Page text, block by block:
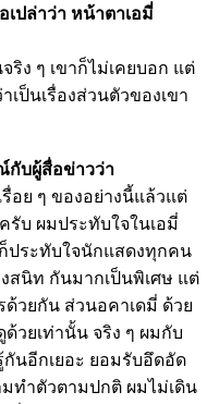
ปล่าว่า หน้าตาเอมี่
ริง ๆ เขาก็ไม่เคยบอก แต่
เป็นเรื่องส่วนตัวของเขา
กับผู้สื่อข่าวว่า
รื่อย ๆ ของอย่างนี้แล้วแต่
บ ผมประทับใจในเอมี่
ประทับใจนักแสดงทุกคน
สนิท กันมากเป็นพิเศษ แต่
ด้วยกัน ส่วนอคาเดมี่ ด้วย
วยเท่านั้น จริง ๆ ผมกับ
กันอีกเยอะ ยอมรับอึดอัด
ทำตัวตามปกติ ผมไม่เดิน